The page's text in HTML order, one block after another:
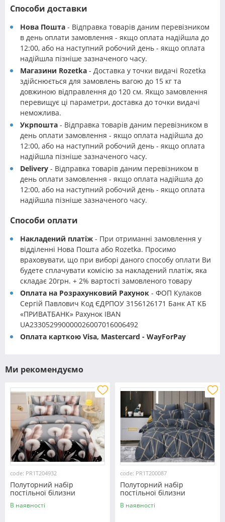
Способи доставки
Нова Пошта - Відправка товарів даним перевізником
в день оплати замовлення - якщо оплата надійшла до
12:00, або на наступний робочий день - якщо оплата
надійшла пізніше зазначеного часу.
Магазини Rozetka - Доставка у точки видачі Rozetka
здійснюється для замовлень вагою до 15 кг та
довжиною відправлення до 120 см. Якщо замовлення
перевищує ці параметри, доставка до точки видачі
неможлива.
Укрпошта - Відправка товарів даним перевізником в
день оплати замовлення - якщо оплата надійшла до
12:00, або на наступний робочий день - якщо оплата
надійшла пізніше зазначеного часу.
Delivery - Відправка товарів даним перевізником в
день оплати замовлення - якщо оплата надійшла до
12:00, або на наступний робочий день - якщо оплата
надійшла пізніше зазначеного часу.
Способи оплати
Накладений платіж - При отриманні замовлення у
відділенні Нова Пошта або Rozetka. Просимо
враховувати, що при виборі даного способу оплати Ви
будете сплачувати комісію за накладений платіж, яка
складає 20грн. + 2% вартості замовленого товару
Оплата на Розрахунковий Рахунок - ФОП Кулаков
Сергій Павлович Код ЄДРПОУ 3156126171 Банк АТ КБ
«ПРИВАТБАНК» Рахунок IBAN
UA233052990000026007016006492
Оплата карткою Visa, Mastercard - WayForPay
Ми рекомендуємо
code: PR1T204932
Полуторний набір
постільної білизни
150*220 із полікотону
№204932 Черешенька™
В наявності
code: PR1T200087
Полуторний набір
постільної білизни
150*220 із полікотону
№200087 Черешенька™
В наявності